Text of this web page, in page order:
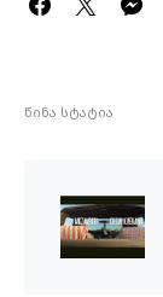
წინა სტატია